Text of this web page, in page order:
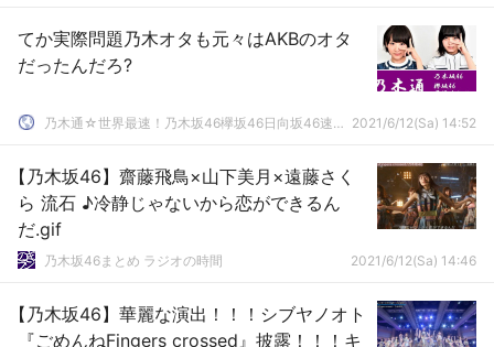
てか実際問題乃木オタも元々はAKBのオタ
だったんだろ?
乃木通☆世界最速！乃木坂46欅坂46日向坂46速報まとめ 2021/6/12(Sa) 14:52
【乃木坂46】齋藤飛鳥×山下美月×遠藤さく
ら 流石 ♪冷静じゃないから恋ができるん
だ.gif
乃木坂46まとめ ラジオの時間 2021/6/12(Sa) 14:46
【乃木坂46】華麗な演出！！！シブヤノオト
『ごめんねFingers crossed』披露！！！キ